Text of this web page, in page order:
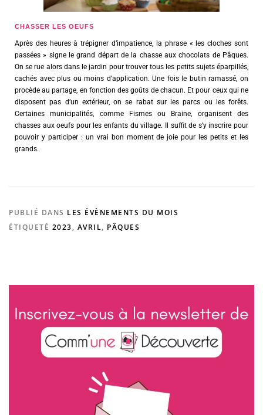
CHASSER LES OEUFS
Après des heures à trépigner d’impatience, la phrase « les cloches sont
passées » signe le grand départ de la chasse aux chocolats de Pâques.
On se rue alors dans le jardin pour trouver tous les petits sujets éparpillés,
cachés avec plus ou moins d’application. Une fois le butin ramassé, on
procède au partage, en fonction des goûts de chacun. Et pour ceux qui ne
disposent pas d’un extérieur, on se rabat sur les parcs ou les forêts.
Certaines municipalités, comme Fismes ou Braine, organisent des
chasses aux oeufs pour les enfants du village. Il suffit de s’y inscrire pour
pouvoir y participer : un vrai bon moment de joie pour les petits et les
grands.
PUBLIÉ DANS LES ÉVÈNEMENTS DU MOIS
ÉTIQUETÉ 2023, AVRIL, PÂQUES